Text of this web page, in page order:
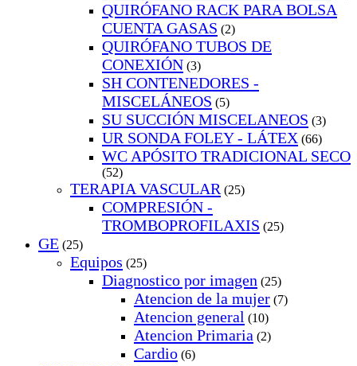
QUIRÓFANO RACK PARA BOLSA
CUENTA GASAS (2)
QUIRÓFANO TUBOS DE
CONEXIÓN (3)
SH CONTENEDORES -
MISCELÁNEOS (5)
SU SUCCIÓN MISCELANEOS (3)
UR SONDA FOLEY - LÁTEX (66)
WC APÓSITO TRADICIONAL SECO
(52)
TERAPIA VASCULAR (25)
COMPRESIÓN -
TROMBOPROFILAXIS (25)
GE (25)
Equipos (25)
Diagnostico por imagen (25)
Atencion de la mujer (7)
Atencion general (10)
Atencion Primaria (2)
Cardio (6)